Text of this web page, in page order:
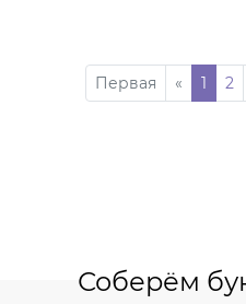
Первая « 1 2
Соберём